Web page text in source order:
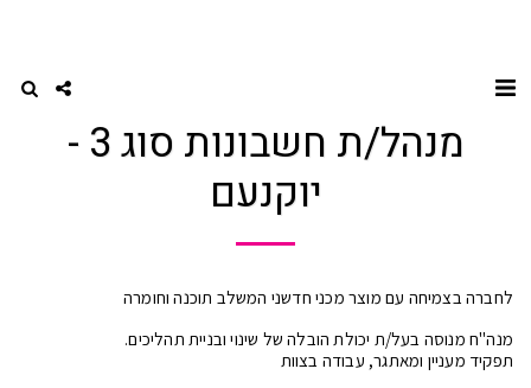
דף הבית
מנהל/ת חשבונות סוג 3 -
יוקנעם
לחברה בצמיחה עם מוצר מכני חדשני המשלב תוכנה וחומרה
מנה"ח מנוסה בעל/ת יכולת הובלה של שינוי ובניית תהליכים.
תפקיד מעניין ומאתגר, עבודה בצוות